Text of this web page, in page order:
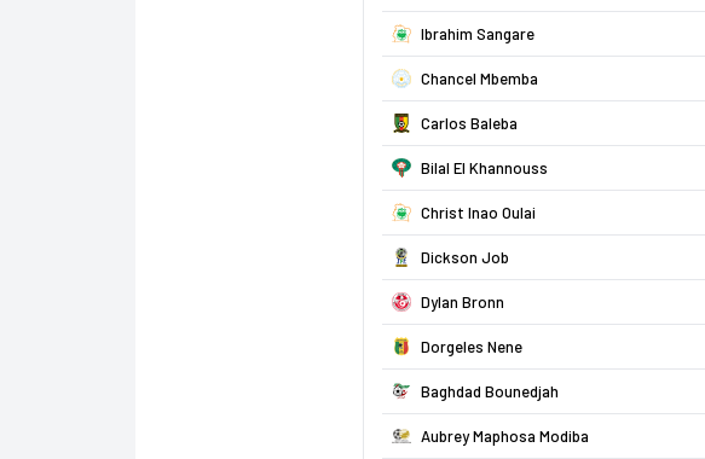
Ibrahim Sangare
Chancel Mbemba
Carlos Baleba
Bilal El Khannouss
Christ Inao Oulai
Dickson Job
Dylan Bronn
Dorgeles Nene
Baghdad Bounedjah
Aubrey Maphosa Modiba